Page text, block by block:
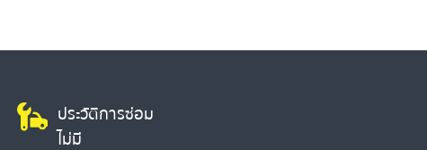
ประวัติการซ่อม
ไม่มี